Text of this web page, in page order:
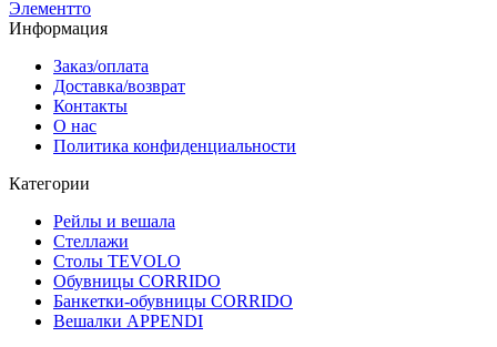
Элементто
Информация
Заказ/оплата
Доставка/возврат
Контакты
О нас
Политика конфиденциальности
Категории
Рейлы и вешала
Стеллажи
Столы TEVOLO
Обувницы CORRIDO
Банкетки-обувницы CORRIDO
Вешалки APPENDI